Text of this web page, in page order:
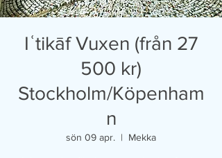
Iʿtikāf Vuxen (från 27
500 kr)
Stockholm/Köpenham
n
sön 09 apr.
  |
Mekka